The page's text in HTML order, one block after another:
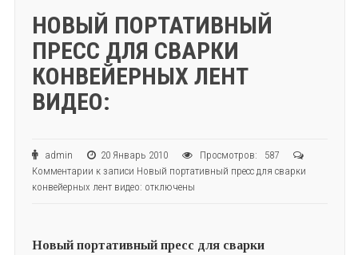
НОВЫЙ ПОРТАТИВНЫЙ
ПРЕСС ДЛЯ СВАРКИ
КОНВЕЙЕРНЫХ ЛЕНТ
ВИДЕО:
admin 20 Январь 2010
Просмотров: 587
Комментарии к записи Новый портативный пресс для сварки
конвейерных лент видео: отключены
Новый портативный пресс для сварки